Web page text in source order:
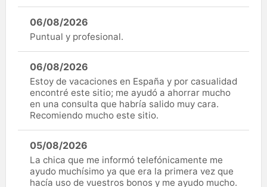
06/08/2026
Puntual y profesional.
06/08/2026
Estoy de vacaciones en España y por casualidad
encontré este sitio; me ayudó a ahorrar mucho
en una consulta que habría salido muy cara.
Recomiendo mucho este sitio.
05/08/2026
La chica que me informó telefónicamente me
ayudo muchísimo ya que era la primera vez que
hacía uso de vuestros bonos y me ayudo mucho.